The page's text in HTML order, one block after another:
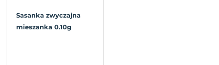
Sasanka zwyczajna
mieszanka 0.10g